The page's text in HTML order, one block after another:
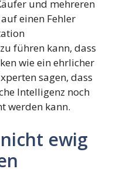
und mehreren
einen Fehler
führen kann, dass
wie ein ehrlicher
sagen, dass
Intelligenz noch
werden kann.
ewig